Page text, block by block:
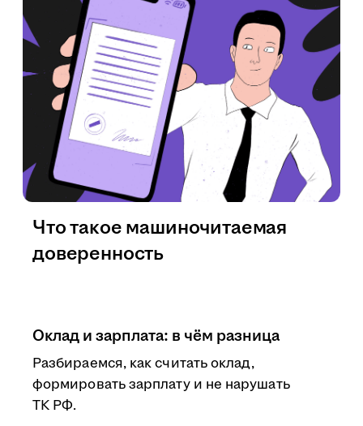
Оклад и зарплата: в чём разница
Разбираемся, как считать оклад,
формировать зарплату и не нарушать
ТК РФ.
Что такое машиночитаемая
доверенность